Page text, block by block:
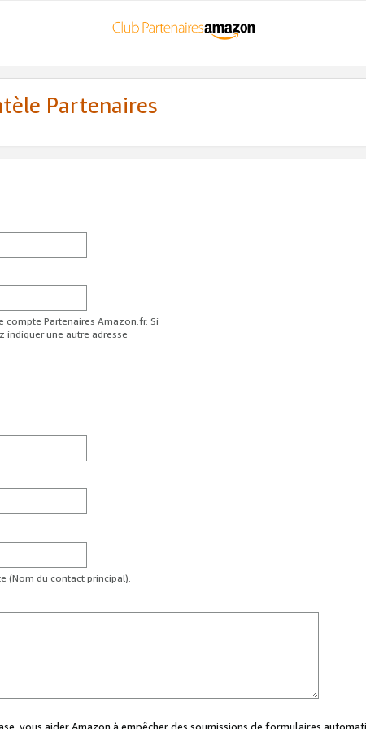
Partenaires
compte Partenaires Amazon.fr. Si
indiquer une autre adresse
(Nom du contact principal).